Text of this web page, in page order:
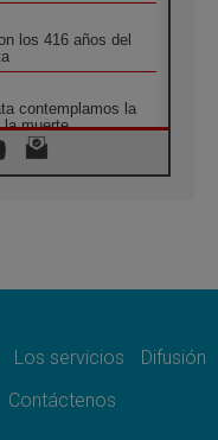
los 416 años del
contemplamos la
la muerte
de la Madre
Los servicios
Difusión
Contáctenos